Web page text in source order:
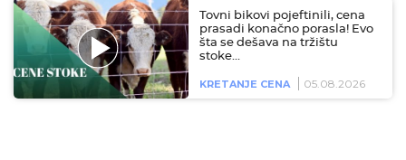
Tovni bikovi pojeftinili, cena
prasadi konačno porasla! Evo
šta se dešava na tržištu
stoke…
KRETANJE CENA 05.08.2026